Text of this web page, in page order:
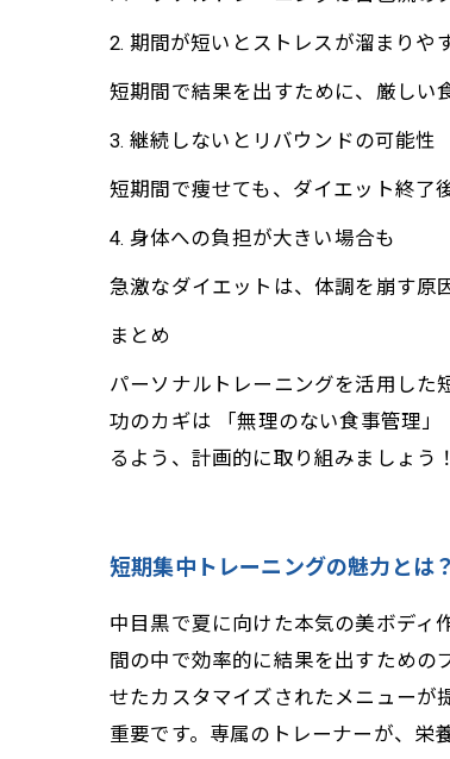
2. 期間が短いとストレスが溜まりや
短期間で結果を出すために、厳しい
3. 継続しないとリバウンドの可能性
短期間で痩せても、ダイエット終了
4. 身体への負担が大きい場合も
急激なダイエットは、体調を崩す原
まとめ
パーソナルトレーニングを活用した
功のカギは 「無理のない食事管理
るよう、計画的に取り組みましょう
短期集中トレーニングの魅力とは
中目黒で夏に向けた本気の美ボディ
間の中で効率的に結果を出すための
せたカスタマイズされたメニューが
重要です。専属のトレーナーが、栄